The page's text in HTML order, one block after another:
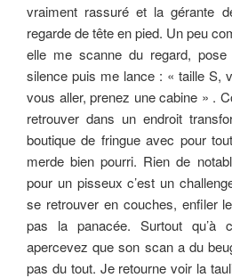
vraiment rassuré et la gérante
regarde de tête en pied. Un peu
elle me scanne du regard,
silence puis me lance : « taille S,
vous aller, prenez une cabine » .
retrouver dans un endroit
boutique de fringue avec pour
merde bien pourri. Rien de
pour un pisseux c’est un
se retrouver en couches, enfiler
pas la panacée. Surtout qu’à
apercevez que son scan a du
pas du tout. Je retourne voir la